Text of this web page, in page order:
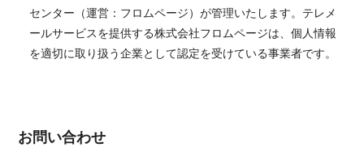
センター（運営：フロムページ）が管理いたします。テレメ
ールサービスを提供する株式会社フロムページは、個人情報
を適切に取り扱う企業として認定を受けている事業者です。
お問い合わせ